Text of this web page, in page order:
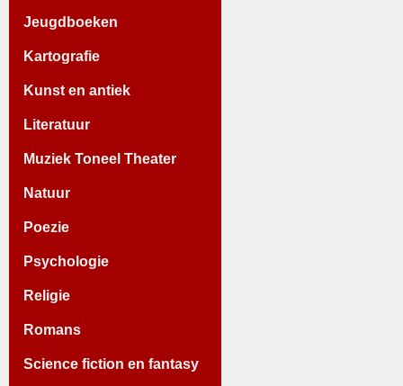
Jeugdboeken
Kartografie
Kunst en antiek
Literatuur
Muziek Toneel Theater
Natuur
Poezie
Psychologie
Religie
Romans
Science fiction en fantasy